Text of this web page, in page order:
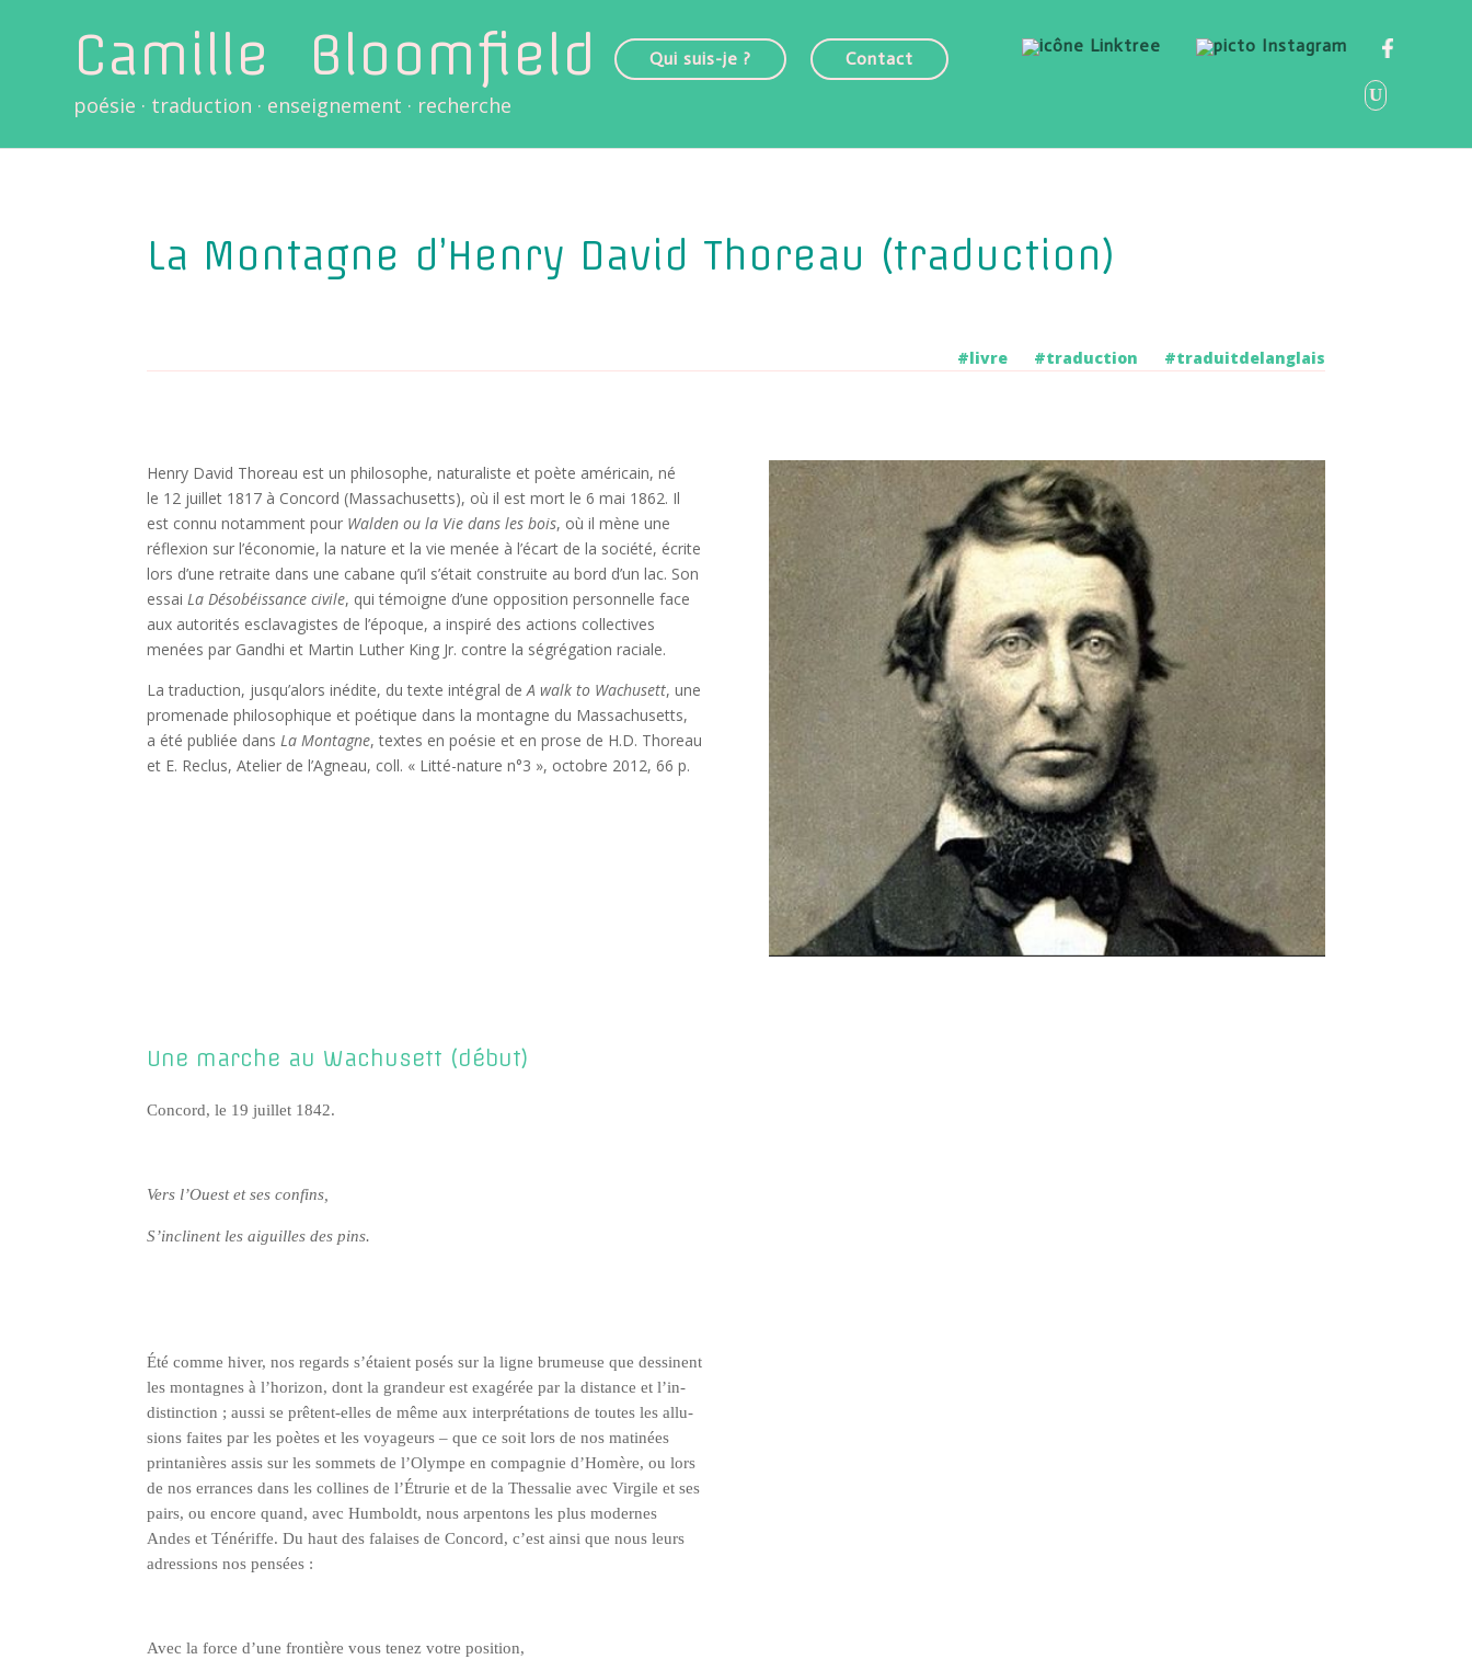
Camille Bloomfield
poésie · traduction · enseignement · recherche
Qui suis-je ? Contact
La Montagne d’Henry David Thoreau (traduction)
#livre #tra­duc­tion #tra­duit­de­lan­glais
Hen­ry David Tho­reau est un phi­lo­sophe, natu­ra­liste et poète amé­ri­cain, né
le 12 juillet 1817 à Concord (Mas­sa­chu­setts), où il est mort le 6 mai 1862. Il
est connu notam­ment pour Wal­den ou la Vie dans les bois, où il mène une
réflexion sur l’é­co­no­mie, la nature et la vie menée à l’é­cart de la socié­té, écrite
lors d’une retraite dans une cabane qu’il s’é­tait construite au bord d’un lac. Son
essai La Déso­béis­sance civile, qui témoigne d’une oppo­si­tion per­son­nelle face
aux auto­ri­tés escla­va­gistes de l’é­poque, a ins­pi­ré des actions col­lec­tives
menées par Gand­hi et Mar­tin Luther King Jr. contre la ségré­ga­tion raciale.
La tra­duc­tion, jus­qu’a­lors inédite, du texte inté­gral de A walk to Wachu­sett, une
pro­me­nade phi­lo­so­phique et poé­tique dans la mon­tagne du Mas­sa­chu­setts,
a été publiée dans La Mon­tagne, textes en poé­sie et en prose de H.D. Tho­reau
et E. Reclus, Ate­lier de l’Agneau, coll. « Lit­té-nature n°3 », octobre 2012, 66 p.
Une marche au Wachusett (début)
Concord, le 19 juillet 1842.
Vers l’Ouest et ses confins,
S’in­clinent les aiguilles des pins.
Été comme hiver, nos regards s’é­taient posés sur la ligne bru­meuse que des­sinent
les mon­tagnes à l’ho­ri­zon, dont la gran­deur est exa­gé­rée par la dis­tance et l’in­
dis­tinc­tion ; aus­si se prêtent-elles de même aux inter­pré­ta­tions de toutes les allu­
sions faites par les poètes et les voya­geurs – que ce soit lors de nos mati­nées
prin­ta­nières assis sur les som­mets de l’O­lympe en com­pa­gnie d’Ho­mère, ou lors
de nos errances dans les col­lines de l’É­tru­rie et de la Thes­sa­lie avec Vir­gile et ses
pairs, ou encore quand, avec Hum­boldt, nous arpen­tons les plus modernes
Andes et Téné­riffe. Du haut des falaises de Concord, c’est ain­si que nous leurs
adres­sions nos pensées :
Avec la force d’une fron­tière vous tenez votre position,